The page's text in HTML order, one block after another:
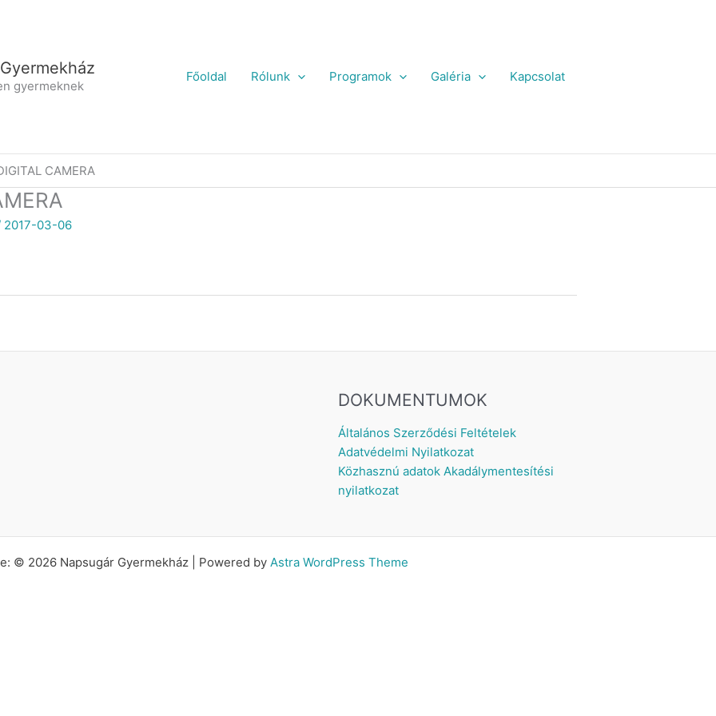
gyermeknek
Főoldal Rólunk Programok Galéria Kapcsolat
CAMERA
2017-03-06
DOKUMENTUMOK
Általános Szerződési Feltételek
Adatvédelmi Nyilatkozat
Közhasznú adatok Akadálymentesítési
nyilatkozat
© 2026 Napsugár Gyermekház | Powered by Astra WordPress Theme